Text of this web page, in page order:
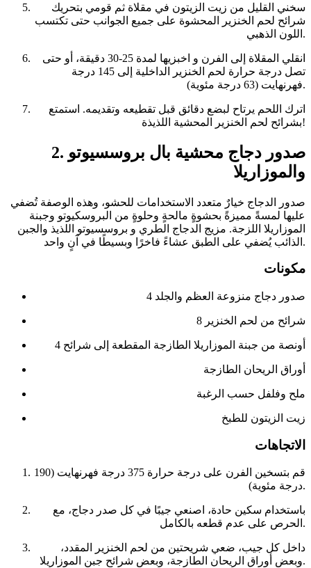
سخني القليل من زيت الزيتون في مقلاة ثم قومي بتحريك
شرائح لحم الخنزير المحشوة على جميع الجوانب حتى تكتسب
اللون الذهبي.
انقلي المقلاة إلى الفرن و اخبزيها لمدة 25-30 دقيقة، أو حتى
تصل درجة حرارة لحم الخنزير الداخلية إلى 145 درجة
فهرنهايت (63 درجة مئوية).
اترك اللحم يرتاح لبضع دقائق قبل تقطيعه وتقديمه. استمتع
بشرائح لحم الخنزير المحشية اللذيذة!
2. صدور دجاج محشية بال بروسسيوتو
والموزاريلا
صدور الدجاج خيارٌ متعدد الاستخدامات للحشو، وهذه الوصفة تُضفي
عليها لمسةً مميزةً بحشوةٍ مالحةٍ وحلوةٍ من البروسكيوتو وجبنة
الموزاريلا اللزجة. مزيج الدجاج الطري و بروسسيوتو اللذيذ والجبن
الذائب يُضفي على الطبق عشاءً فاخرًا وبسيطًا في آنٍ واحد.
مكونات
4 صدور دجاج منزوعة العظم والجلد
8 شرائح من لحم الخنزير
4 أونصة من جبنة الموزاريلا الطازجة المقطعة إلى شرائح
أوراق الريحان الطازجة
ملح وفلفل حسب الرغبة
زيت الزيتون للطبخ
الاتجاهات
قم بتسخين الفرن على درجة حرارة 375 درجة فهرنهايت (190
درجة مئوية).
باستخدام سكين حادة، اصنعي جيبًا في كل صدر دجاج، مع
الحرص على عدم قطعه بالكامل.
داخل كل جيب، ضعي شريحتين من لحم الخنزير المقدد،
وبعض أوراق الريحان الطازجة، وبعض شرائح جبن الموزاريلا.